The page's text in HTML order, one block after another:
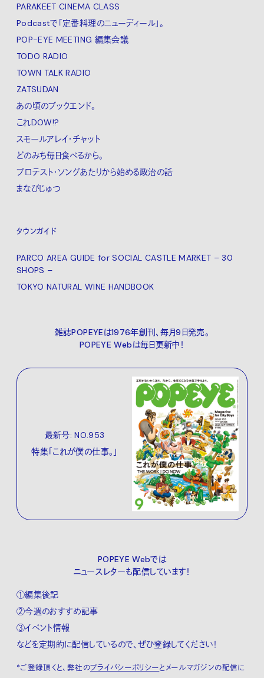
PARAKEET CINEMA CLASS
Podcastで「定番料理のニューディール」。
POP-EYE MEETING 編集会議
TODO RADIO
TOWN TALK RADIO
ZATSUDAN
あの頃のブックエンド。
これDOW!?
スモールアレイ・チャット
どのみち毎日食べるから。
プロテスト・ソングあたりから始める政治の話
まなびじゅつ
タウンガイド
PARCO AREA GUIDE for SOCIAL CASTLE MARKET – 30
SHOPS –
TOKYO NATURAL WINE HANDBOOK
雑誌POPEYEは1976年創刊、毎月9日発売。
POPEYE Webは毎日更新中！
最新号: NO.953
特集「これが僕の仕事。」
POPEYE Webでは
ニュースレターも配信しています！
①編集後記
②今週のおすすめ記事
③イベント情報
などを定期的に配信しているので、ぜひ登録してください！
*ご登録頂くと、弊社のプライバシーポリシーとメールマガジンの配信に